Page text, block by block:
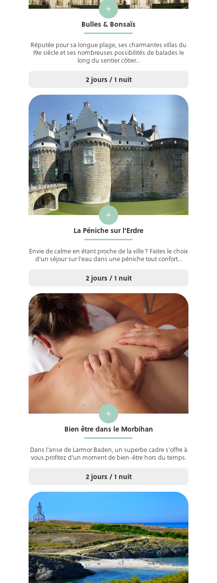
+
Bulles & Bonsaïs
Réputée pour sa longue plage, ses charmantes villas du
19e siècle et ses nombreuses possibilités de balades le
long du sentier côtier…
2 jours / 1 nuit
+
La Péniche sur l'Erdre
Envie de calme en étant proche de la ville ? Faites le choix
d’un séjour sur l’eau dans une péniche tout confort…
2 jours / 1 nuit
+
Bien être dans le Morbihan
Dans l’anse de Larmor Baden, un superbe cadre s’offre à
vous.profitez d’un moment de bien-être hors du temps.
2 jours / 1 nuit